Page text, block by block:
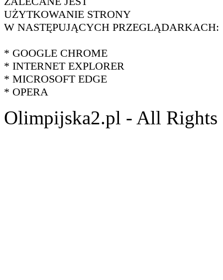
UŻYTKOWANIE STRONY
W NASTĘPUJĄCYCH PRZEGLĄDARKACH:
* GOOGLE CHROME
* INTERNET EXPLORER
* MICROSOFT EDGE
* OPERA
Olimpijska2.pl - All Rights